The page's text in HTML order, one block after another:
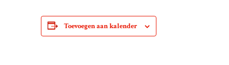
Toevoegen aan kalender